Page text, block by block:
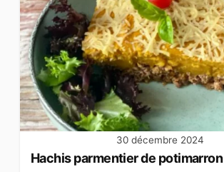
30 décembre 2024
Hachis parmentier de potimarron